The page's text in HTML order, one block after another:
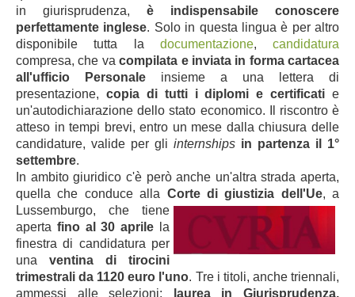
in giurisprudenza, è indispensabile conoscere
perfettamente inglese. Solo in questa lingua è per altro
disponibile tutta la documentazione, candidatura
compresa, che vacompilata e inviata in forma cartacea
all'ufficio Personale insieme a una lettera di
presentazione, copia di tutti i diplomi e certificati e
un'autodichiarazione dello stato economico. Il riscontro è
atteso in tempi brevi, entro un mese dalla chiusura delle
candidature, valide per gli internships in partenza il 1°
settembre.
In ambito giuridico c'è però anche un'altra strada aperta,
quella che conduce alla Corte digiustizia dell'Ue, a
Lussemburgo, che tiene
aperta fino al 30 aprile la
finestra di candidatura per
una ventina di tirocini
trimestrali da 1120 euro l'uno. Tre i titoli, anche triennali,
ammessi alle selezioni:
laurea in Giurisprudenza,